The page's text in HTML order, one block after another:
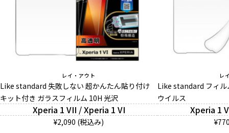
レイ・アウト
Like standard 失敗しない 超かんたん貼り付け
キット付き ガラスフィルム 10H 光沢
Xperia 1 VII / Xperia 1 VI
¥2,090 (税込み)
レ
Like standard フィル
ウイルス
Xperia 1